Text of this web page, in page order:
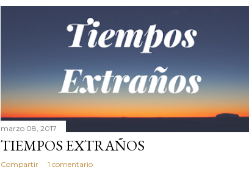
marzo 08, 2017
TIEMPOS EXTRAÑOS
Compartir 1 comentario